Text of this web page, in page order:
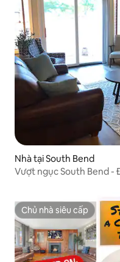
Nhà tại South Bend
Vượt ngục South Bend -
Chủ nhà siêu cấp
Chủ nhà siêu cấp